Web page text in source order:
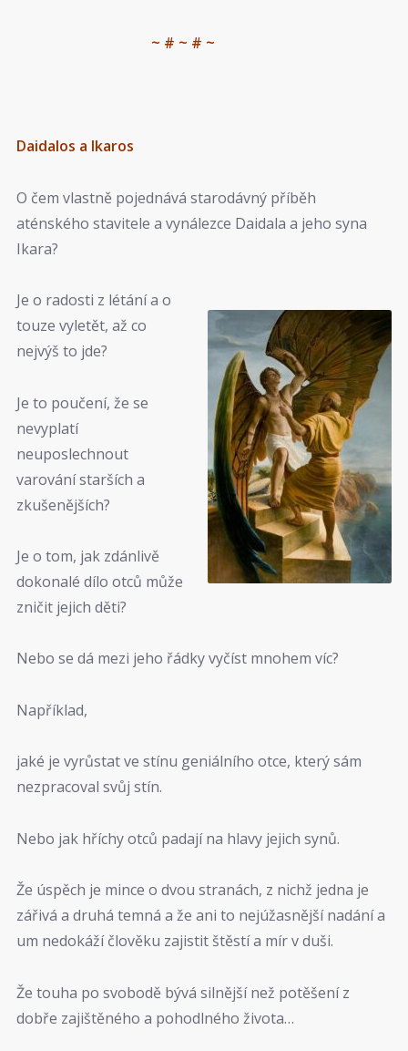
~ # ~ # ~
Daidalos a Ikaros
O čem vlastně pojednává starodávný příběh
aténského stavitele a vynálezce Daidala a jeho syna
Ikara?
Je o radosti z létání a o
touze vyletět, až co
nejvýš to jde?
Je to poučení, že se
nevyplatí
neuposlechnout
varování starších a
zkušenějších?
Je o tom, jak zdánlivě
dokonalé dílo otců může
zničit jejich děti?
Nebo se dá mezi jeho řádky vyčíst mnohem víc?
Například,
jaké je vyrůstat ve stínu geniálního otce, který sám
nezpracoval svůj stín.
Nebo jak hříchy otců padají na hlavy jejich synů.
Že úspěch je mince o dvou stranách, z nichž jedna je
zářivá a druhá temná a že ani to nejúžasnější nadání a
um nedokáží člověku zajistit štěstí a mír v duši.
Že touha po svobodě bývá silnější než potěšení z
dobře zajištěného a pohodlného života…